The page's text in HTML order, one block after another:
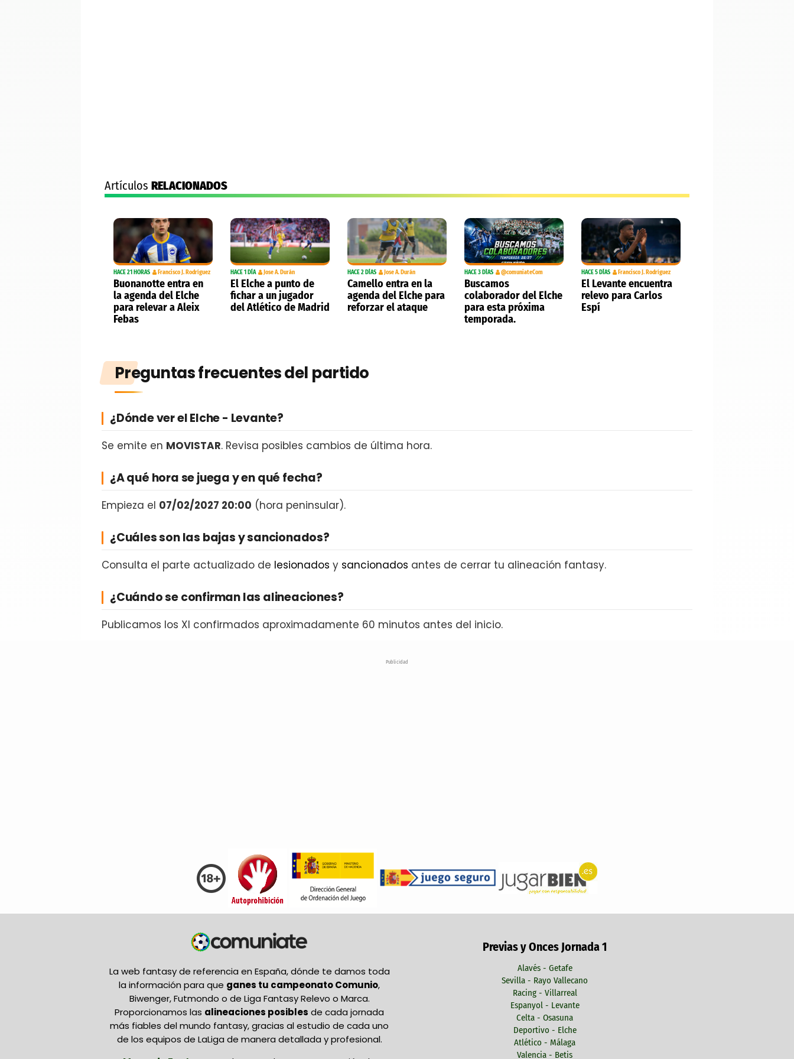
Artículos RELACIONADOS
HACE 21 HORAS Francisco J. Rodríguez
Buonanotte entra en
la agenda del Elche
para relevar a Aleix
Febas
HACE 1 DÍA Jose A. Durán
El Elche a punto de
fichar a un jugador
del Atlético de Madrid
HACE 2 DÍAS Jose A. Durán
Camello entra en la
agenda del Elche para
reforzar el ataque
HACE 3 DÍAS @comuniateCom
Buscamos
colaborador del Elche
para esta próxima
temporada.
HACE 5 DÍAS Francisco J. Rodríguez
El Levante encuentra
relevo para Carlos
Espí
Preguntas frecuentes del partido
¿Dónde ver el Elche - Levante?
Se emite en MOVISTAR. Revisa posibles cambios de última hora.
¿A qué hora se juega y en qué fecha?
Empieza el 07/02/2027 20:00 (hora peninsular).
¿Cuáles son las bajas y sancionados?
Consulta el parte actualizado de lesionados y sancionados antes de cerrar tu alineación fantasy.
¿Cuándo se confirman las alineaciones?
Publicamos los XI confirmados aproximadamente 60 minutos antes del inicio.
Publicidad
La web fantasy de referencia en España, dónde te damos toda
la información para que ganes tu campeonato Comunio,
Biwenger, Futmondo o de Liga Fantasy Relevo o Marca.
Proporcionamos las alineaciones posibles de cada jornada
más fiables del mundo fantasy, gracias al estudio de cada uno
de los equipos de LaLiga de manera detallada y profesional.
Previas y Onces Jornada 1
Alavés - Getafe
Sevilla - Rayo Vallecano
Racing - Villarreal
Espanyol - Levante
Celta - Osasuna
Deportivo - Elche
Atlético - Málaga
Valencia - Betis